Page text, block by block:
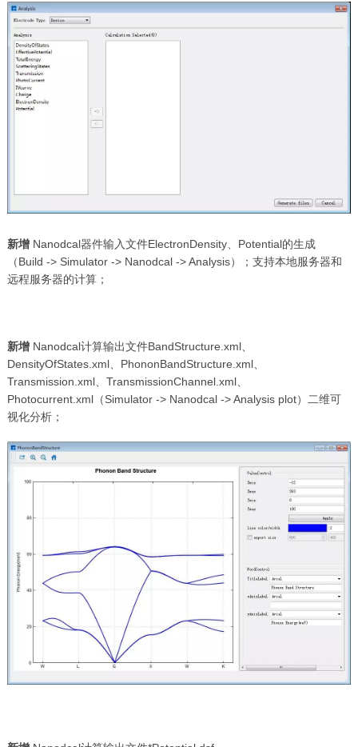
新增Nanodcal器件输入文件ElectronDensity、Potential的生成
（Build -> Simulator -> Nanodcal -> Analysis）；支持本地服务器和
远程服务器的计算；
新增Nanodcal计算输出文件BandStructure.xml、
DensityOfStates.xml、PhononBandStructure.xml、
Transmission.xml、TransmissionChannel.xml、
Photocurrent.xml（Simulator -> Nanodcal -> Analysis plot）二维可
视化分析；